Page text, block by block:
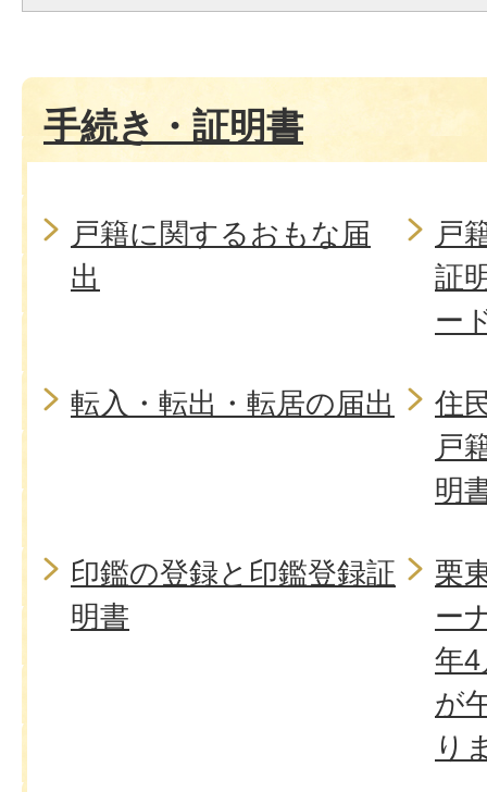
手続き・証明書
戸籍に関するおもな届
出
戸
証
ー
転入・転出・転居の届出
住
戸
明
印鑑の登録と印鑑登録証
明書
栗
ー
年
が
り